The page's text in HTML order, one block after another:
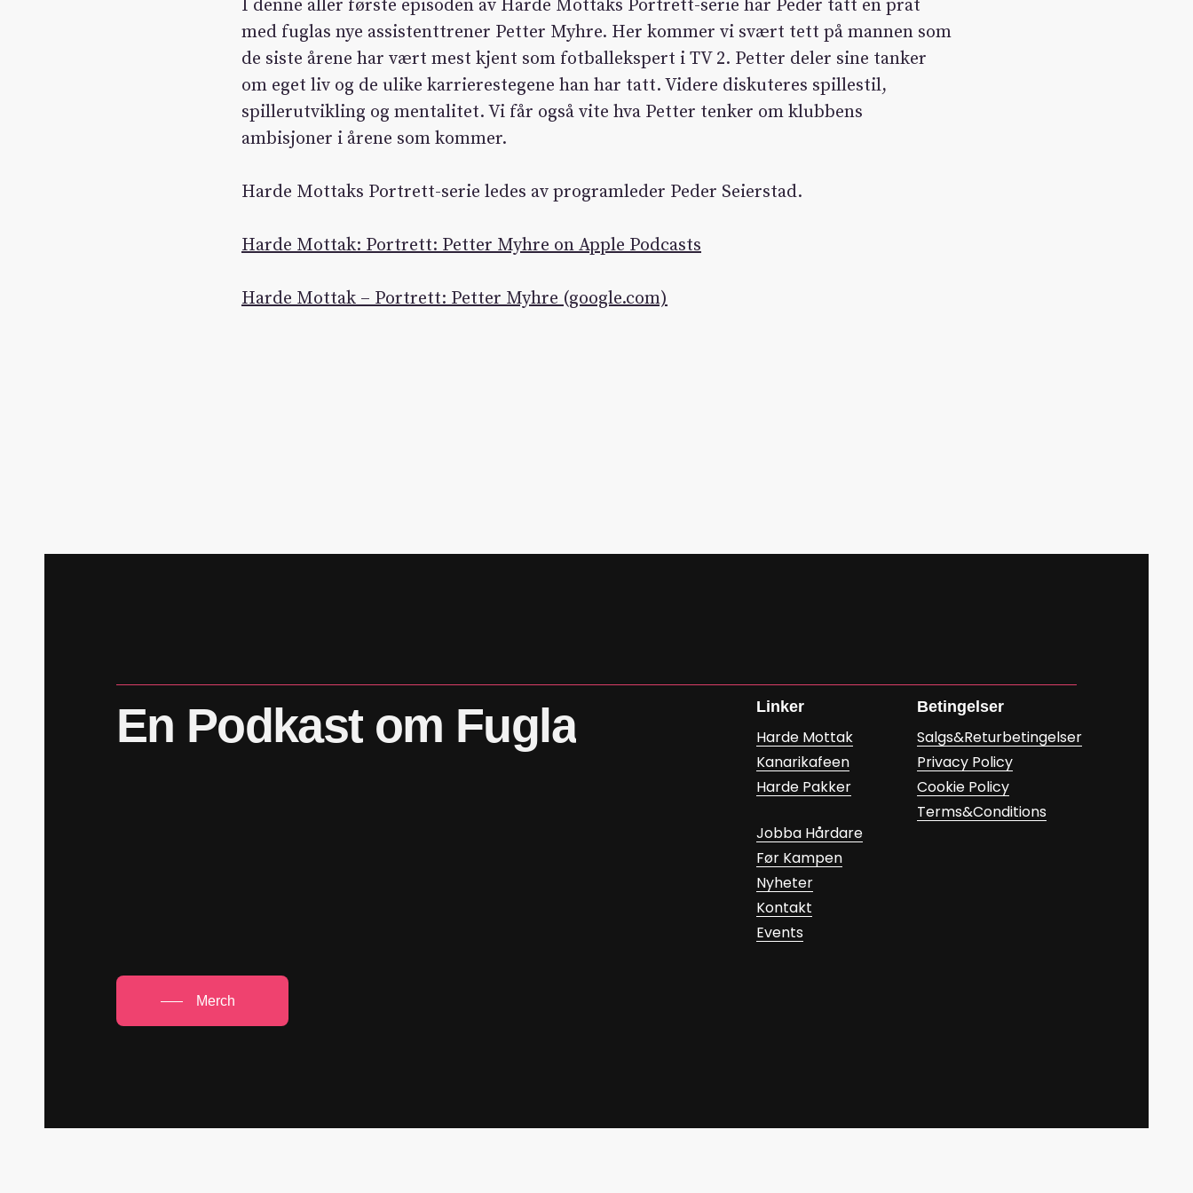
I denne aller første episoden av Harde Mottaks Portrett-serie har Peder tatt en prat
med fuglas nye assistenttrener Petter Myhre. Her kommer vi svært tett på mannen som
de siste årene har vært mest kjent som fotballekspert i TV 2. Petter deler sine tanker
om eget liv og de ulike karrierestegene han har tatt. Videre diskuteres spillestil,
spillerutvikling og mentalitet. Vi får også vite hva Petter tenker om klubbens
ambisjoner i årene som kommer.
Harde Mottaks Portrett-serie ledes av programleder Peder Seierstad.
Harde Mottak: Portrett: Petter Myhre on Apple Podcasts
Harde Mottak – Portrett: Petter Myhre (google.com)
En Podkast om Fugla Linker
Harde Mottak
Kanarikafeen
Harde Pakker
Jobba Hårdare
Før Kampen
Nyheter
Kontakt
Events
Betingelser
Salgs&Returbetingelser
Privacy Policy
Cookie Policy
Terms&Conditions
Merch